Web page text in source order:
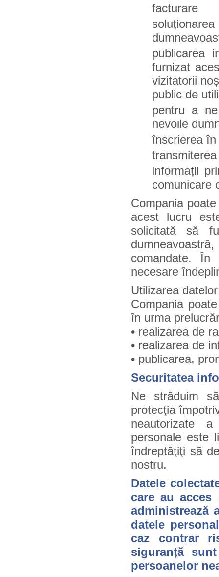
facturare
publicarea
furnizat
vizitatorii
public de
pentru a
nevoile
înscrierea în
informații
comunicare
Compania
acest lucru
solicitată să
comandate.
necesare
Utilizarea
Compania
în urma
• realizarea de
• realizarea de
• publicarea,
Securitatea
Ne străduim
protecţia
neautorizate
personale este
îndreptăţiţi să
nostru.
Datele
care au
administrează
datele
caz contrar
siguranță
persoanelor